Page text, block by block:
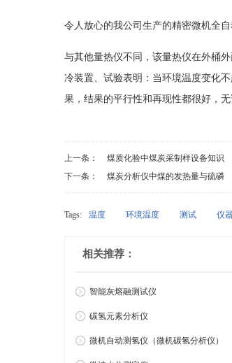
令人放心的我公司生产的精密微机全
与其他量热仪不同，该量热仪在外桶
冷装置、试验表明：当环境温度变化
果，结果的平行性和再现性都很好，
上一条：
煤质化验中煤炭采制样设备知识
下一条：
煤炭分析仪中煤的发热量与硫磷
Tags: 温度 环境温度 测试 仪
相关推荐：
智能灰熔融测试仪
碳氢元素分析仪
微机自动测氢仪（微机碳氢分析仪）